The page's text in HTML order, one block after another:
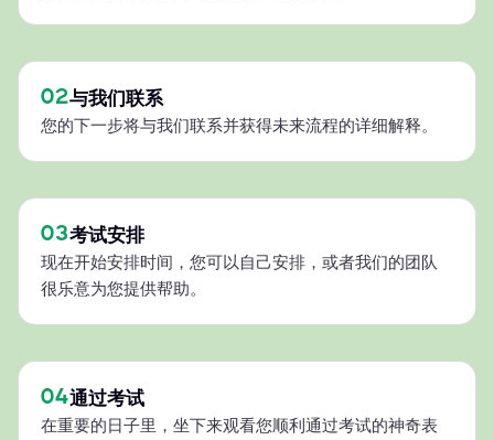
02与我们联系
您的下一步将与我们联系并获得未来流程的详细解释。
03考试安排
现在开始安排时间，您可以自己安排，或者我们的团队
很乐意为您提供帮助。
04通过考试
在重要的日子里，坐下来观看您顺利通过考试的神奇表